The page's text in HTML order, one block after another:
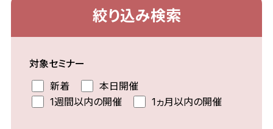
絞り込み検索
対象セミナー
新着
本日開催
1週間以内の開催
1ヵ月以内の開催